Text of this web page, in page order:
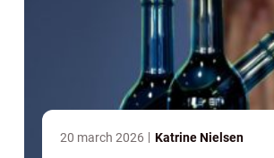
20 march 2026 Katrine Nielsen